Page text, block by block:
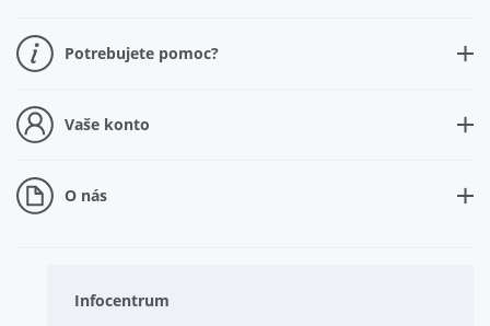
Potrebujete pomoc?
Ako sa registrovať
Vaše konto
Prečo sa registrovať
Zabudli ste heslo
O nás
Obchodné podmienky
Infocentrum